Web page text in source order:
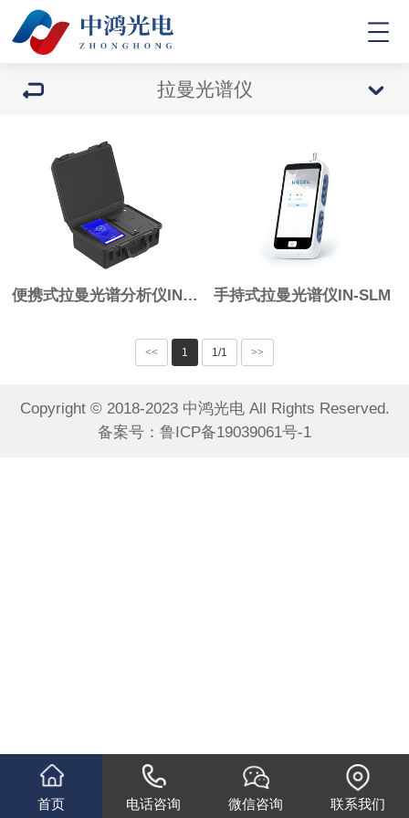
拉曼光谱仪
便携式拉曼光谱分析仪IN-TLM1 手持式拉曼光谱仪IN-SLM
<< 1 1/1 >>
Copyright © 2018-2023 中鸿光电 All Rights Reserved.
备案号： 鲁ICP备19039061号-1
首页 电话咨询 微信咨询 联系我们